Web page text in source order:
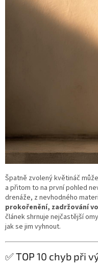
Špatně zvolený květináč
a přitom to na první pohled
drenáže, z nevhodného
prokořenění, zadržování
článek shrnuje nejčastější
jak se jim vyhnout.
✅ TOP 10 chyb při